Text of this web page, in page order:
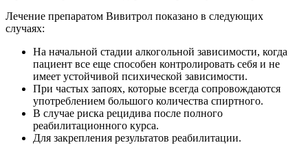
Лечение препаратом Вивитрол показано в следующих
случаях:
На начальной стадии алкогольной зависимости, когда
пациент все еще способен контролировать себя и не
имеет устойчивой психической зависимости.
При частых запоях, которые всегда сопровождаются
употреблением большого количества спиртного.
В случае риска рецидива после полного
реабилитационного курса.
Для закрепления результатов реабилитации.